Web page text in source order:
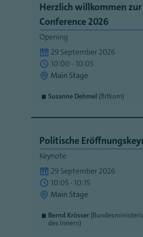
Herzlich willkommen zur
Conference 2026
Opening
29 September 2026
10:00 - 10:05
Main Stage
Susanne Dehmel (Bitkom)
Politische
Keynote
29 September 2026
10:05 - 10:15
Main Stage
Bernd Krösser
des Innern)